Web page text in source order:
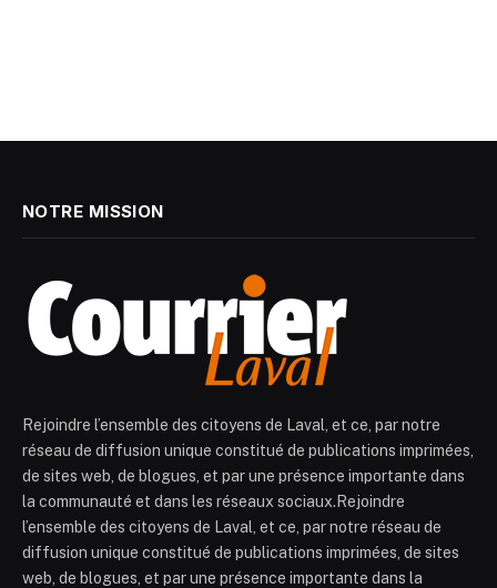
NOTRE MISSION
Rejoindre l’ensemble des citoyens de Laval, et ce, par notre
réseau de diffusion unique constitué de publications imprimées,
de sites web, de blogues, et par une présence importante dans
la communauté et dans les réseaux sociaux.Rejoindre
l’ensemble des citoyens de Laval, et ce, par notre réseau de
diffusion unique constitué de publications imprimées, de sites
web, de blogues, et par une présence importante dans la